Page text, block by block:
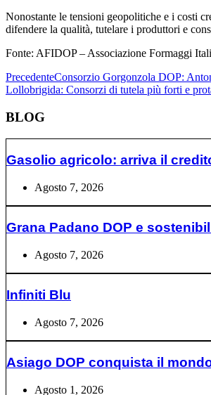
Nonostante le tensioni geopolitiche e i costi
difendere la qualità, tutelare i produttori e
Fonte: AFIDOP – Associazione Formaggi
PrecedenteConsorzio Gorgonzola DOP:
Lollobrigida: Consorzi di tutela più forti e
BLOG
Gasolio agricolo: arriva il
Agosto 7, 2026
Grana Padano DOP e
Agosto 7, 2026
Infiniti Blu
Agosto 7, 2026
Asiago DOP conquista il
Agosto 1, 2026